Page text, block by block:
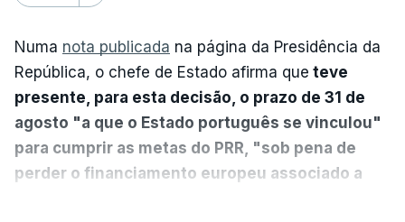
Numa nota publicada na página da Presidência da
República, o chefe de Estado afirma que teve
presente, para esta decisão, o prazo de 31 de
agosto "a que o Estado português se vinculou"
para cumprir as metas do PRR, "sob pena de
perder o financiamento europeu associado a